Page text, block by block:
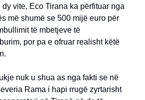
vite, Eco Tirana ka përfituar nga
më shumë se 500 mijë euro për
të mbetjeve të
por pa e ofruar realisht këtë
nuk u shua as nga fakti se në
Rama i hapi rrugë zyrtarisht